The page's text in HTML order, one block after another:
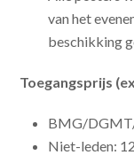
van het
beschikking
Toegangsprijs
BMG/
Niet-leden: